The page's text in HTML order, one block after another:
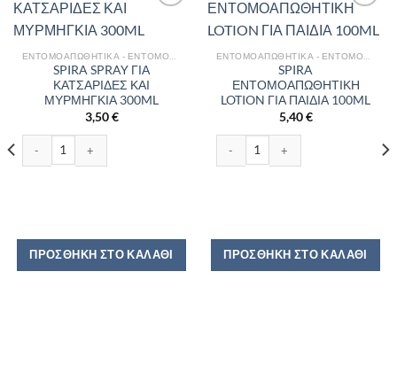
SPIRA SPRAY ΓΙΑ
ΚΑΤΣΑΡΙΔΕΣ ΚΑΙ
ΜΥΡΜΗΓΚΙΑ 300ML
3,50€
SPIRA SPRAY ΓΙΑ ΚΑΤΣΑΡΙΔΕΣ ΚΑΙ ΜΥΡΜΗΓΚΙΑ 300ML ποσότητα
ΠΡΟΣΘΉΚΗ ΣΤΟ ΚΑΛΆΘΙ
SPIRA
ΕΝΤΟΜΟΑΠΩΘΗΤΙΚΗ
LOTION ΓΙΑ ΠΑΙΔΙΑ 100ML
5,40€
SPIRA ΕΝΤΟΜΟΑΠΩΘΗΤΙΚΗ
ΠΡΟΣΘΉΚΗ ΣΤΟ ΚΑΛΆΘΙ
10 ΤΕΜ ποσότητα